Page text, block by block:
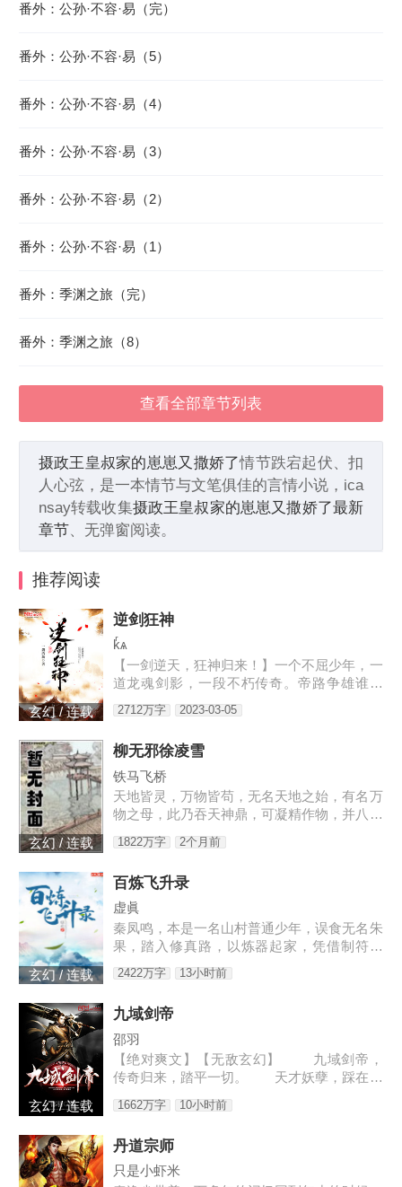
番外：公孙·不容·易（完）
番外：公孙·不容·易（5）
番外：公孙·不容·易（4）
番外：公孙·不容·易（3）
番外：公孙·不容·易（2）
番外：公孙·不容·易（1）
番外：季渊之旅（完）
番外：季渊之旅（8）
查看全部章节列表
摄政王皇叔家的崽崽又撒娇了情节跌宕起伏、扣
人心弦，是一本情节与文笔俱佳的言情小说，ica
nsay转载收集摄政王皇叔家的崽崽又撒娇了最新
章节、无弹窗阅读。
推荐阅读
玄幻 / 连载
逆剑狂神
kͬѧ
【一剑逆天，狂神归来！】一个不屈少年，一
道龙魂剑影，一段不朽传奇。帝路争雄谁为
峰，唯我林轩傲苍生！3w471-25091
2712万字 2023-03-05
玄幻 / 连载
柳无邪徐凌雪
铁马飞桥
天地皆灵，万物皆苟，无名天地之始，有名万
物之母，此乃吞天神鼎，可凝精作物，并八荒
神，踏天之路！
1822万字 2个月前
玄幻 / 连载
百炼飞升录
虚眞
秦凤鸣，本是一名山村普通少年，误食无名朱
果，踏入修真路，以炼器起家，凭借制符天
赋，只身闯荡荆棘密布的修仙界，本一切都顺
利非常，但却是有一难料之事发生在了他身
2422万字 13小时前
玄幻 / 连载
九域剑帝
邵羽
【绝对爽文】【无敌玄幻】 九域剑帝，
传奇归来，踏平一切。 天才妖孽，踩在脚
不犯人，人若犯我，灭他九族。 3w0-176
1662万字 10小时前
丹道宗师
只是小虾米